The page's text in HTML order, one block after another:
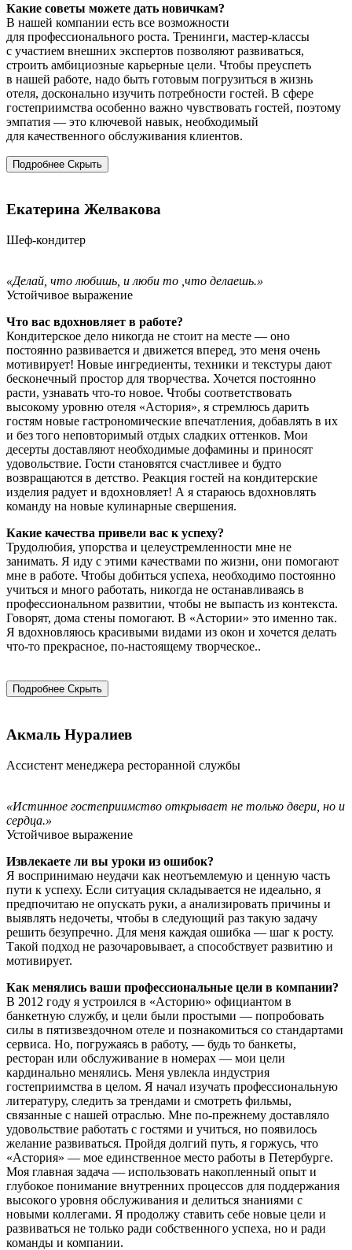
Какие советы можете дать новичкам?
В нашей компании есть все возможности
для профессионального роста. Тренинги, мастер-классы
с участием внешних экспертов позволяют развиваться,
строить амбициозные карьерные цели. Чтобы преуспеть
в нашей работе, надо быть готовым погрузиться в жизнь
отеля, досконально изучить потребности гостей. В сфере
гостеприимства особенно важно чувствовать гостей, поэтому
эмпатия — это ключевой навык, необходимый
для качественного обслуживания клиентов.
Подробнее Скрыть
Екатерина Желвакова
Шеф-кондитер
«Делай, что любишь, и люби то ,что делаешь.»
Устойчивое выражение
Что вас вдохновляет в работе?
Кондитерское дело никогда не стоит на месте — оно
постоянно развивается и движется вперед, это меня очень
мотивирует! Новые ингредиенты, техники и текстуры дают
бесконечный простор для творчества. Хочется постоянно
расти, узнавать что-то новое. Чтобы соответствовать
высокому уровню отеля «Астория», я стремлюсь дарить
гостям новые гастрономические впечатления, добавлять в их
и без того неповторимый отдых сладких оттенков. Мои
десерты доставляют необходимые дофамины и приносят
удовольствие. Гости становятся счастливее и будто
возвращаются в детство. Реакция гостей на кондитерские
изделия радует и вдохновляет! А я стараюсь вдохновлять
команду на новые кулинарные свершения.
Какие качества привели вас к успеху?
Трудолюбия, упорства и целеустремленности мне не
занимать. Я иду с этими качествами по жизни, они помогают
мне в работе. Чтобы добиться успеха, необходимо постоянно
учиться и много работать, никогда не останавливаясь в
профессиональном развитии, чтобы не выпасть из контекста.
Говорят, дома стены помогают. В «Астории» это именно так.
Я вдохновляюсь красивыми видами из окон и хочется делать
что-то прекрасное, по-настоящему творческое..
Подробнее Скрыть
Акмаль Нуралиев
Ассистент менеджера ресторанной службы
«Истинное гостеприимство открывает не только двери, но и
сердца.»
Устойчивое выражение
Извлекаете ли вы уроки из ошибок?
Я воспринимаю неудачи как неотъемлемую и ценную часть
пути к успеху. Если ситуация складывается не идеально, я
предпочитаю не опускать руки, а анализировать причины и
выявлять недочеты, чтобы в следующий раз такую задачу
решить безупречно. Для меня каждая ошибка — шаг к росту.
Такой подход не разочаровывает, а способствует развитию и
мотивирует.
Как менялись ваши профессиональные цели в компании?
В 2012 году я устроился в «Асторию» официантом в
банкетную службу, и цели были простыми — попробовать
силы в пятизвездочном отеле и познакомиться со стандартами
сервиса. Но, погружаясь в работу, — будь то банкеты,
ресторан или обслуживание в номерах — мои цели
кардинально менялись. Меня увлекла индустрия
гостеприимства в целом. Я начал изучать профессиональную
литературу, следить за трендами и смотреть фильмы,
связанные с нашей отраслью. Мне по-прежнему доставляло
удовольствие работать с гостями и учиться, но появилось
желание развиваться. Пройдя долгий путь, я горжусь, что
«Астория» — мое единственное место работы в Петербурге.
Моя главная задача — использовать накопленный опыт и
глубокое понимание внутренних процессов для поддержания
высокого уровня обслуживания и делиться знаниями с
новыми коллегами. Я продолжу ставить себе новые цели и
развиваться не только ради собственного успеха, но и ради
команды и компании.